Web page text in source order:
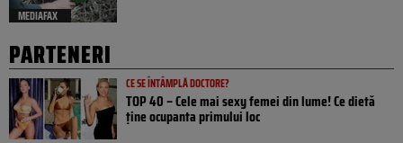
MEDIAFAX
PARTENERI
CE SE ÎNTÂMPLĂ DOCTORE?
TOP 40 – Cele mai sexy femei din lume! Ce dietă
ține ocupanta primului loc